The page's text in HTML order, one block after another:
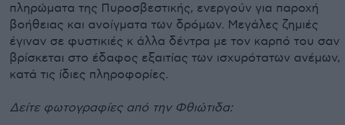
πληρώματα της Πυροσβεστικής, ενεργούν για παροχή
βοήθειας και ανοίγματα των δρόμων. Μεγάλες ζημιές
έγιναν σε φυστικιές κ άλλα δέντρα με τον καρπό του σαν
βρίσκεται στο έδαφος εξαιτίας των ισχυρότατων ανέμων,
κατά τις ίδιες πληροφορίες.
Δείτε φωτογραφίες από την Φθιώτιδα: